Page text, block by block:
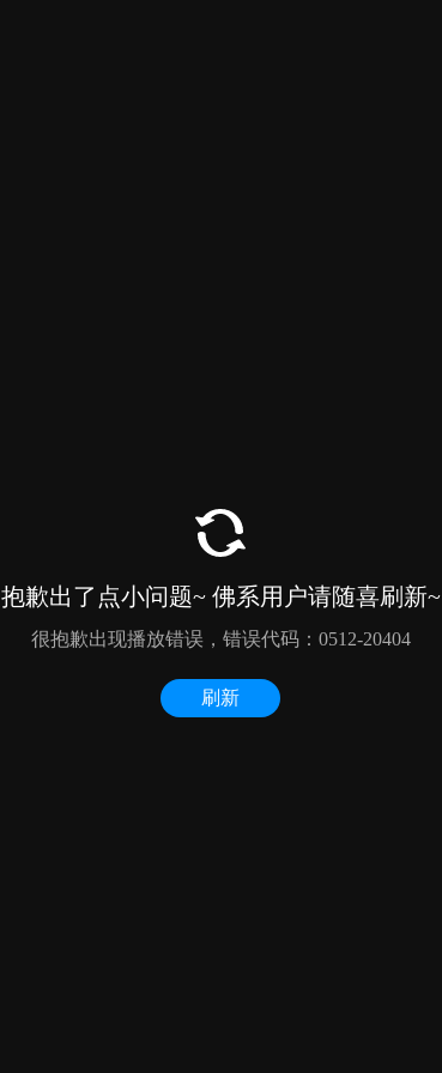
抱歉出了点小问题~ 佛系用户请随喜刷新~
很抱歉出现播放错误，错误代码：0512-20404
刷新